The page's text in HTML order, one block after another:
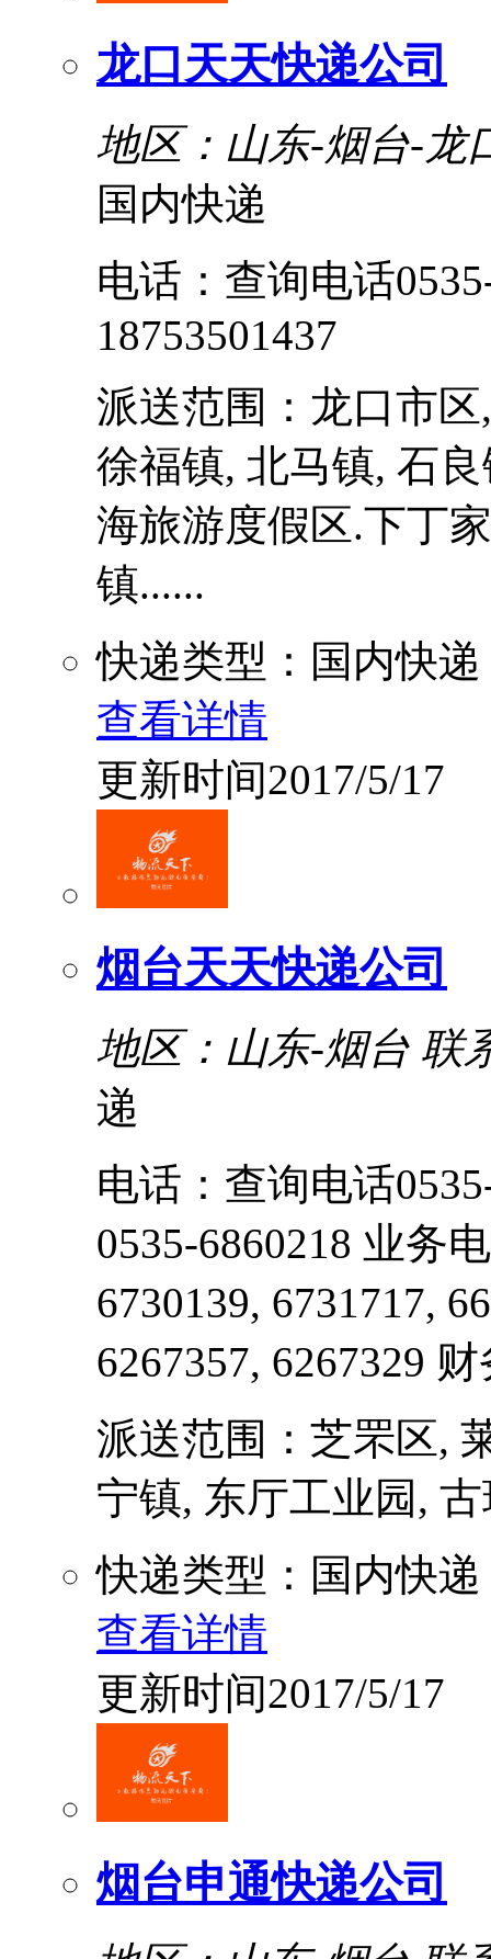
龙口天天快递公司
地区：山东-烟台-龙
国内快递
电话：查询电话
18753501437
派送范围：龙口市
徐福镇, 北马镇, 石
海旅游度假区.下丁
镇......
快递类型：国内快递
查看详情
更新时间2017/5/17
烟台天天快递公司
地区：山东-烟台 联
递
电话：查询电话
0535-6860218 业务
6730139, 6731717,
6267357, 6267329
派送范围：芝罘区,
宁镇, 东厅工业园,
快递类型：国内快递
查看详情
更新时间2017/5/17
烟台申通快递公司